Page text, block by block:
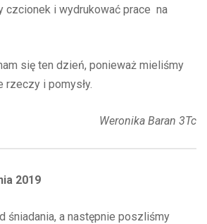
czcionek i wydrukować prace na
się ten dzień, ponieważ mieliśmy
rzeczy i pomysły.
Weronika Baran 3Tc
2019
śniadania, a następnie poszliśmy